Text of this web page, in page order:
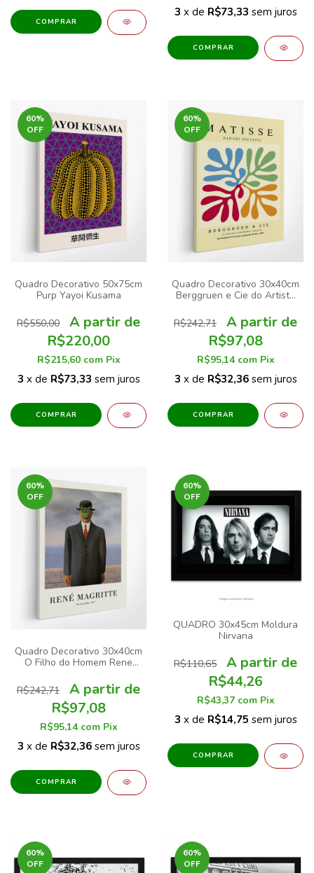
COMPRAR
3 x de R$73,33 sem juros
COMPRAR
60%
OFF
Quadro Decorativo 50x75cm
Purp Yayoi Kusama
R$550,00
R$220,00
R$215,60 com Pix
3 x de R$73,33 sem juros
COMPRAR
60%
OFF
Quadro Decorativo 30x40cm
Berggruen e Cie do Artista
R$242,71
R$97,08
R$95,14 com Pix
3 x de R$32,36 sem juros
COMPRAR
60%
OFF
Quadro Decorativo 30x40cm
O Filho do Homem Rene
R$242,71
R$97,08
R$95,14 com Pix
3 x de R$32,36 sem juros
COMPRAR
60%
OFF
QUADRO 30x45cm Moldura
Nirvana
R$110,65
R$44,26
R$43,37 com Pix
3 x de R$14,75 sem juros
COMPRAR
60%
OFF
60%
OFF